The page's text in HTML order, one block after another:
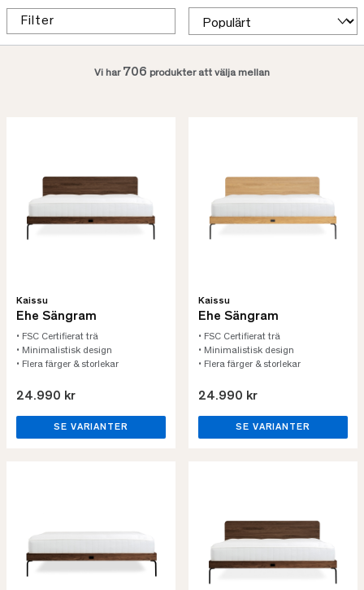
Filter
Vi har 706 produkter att välja mellan
Kaissu
Ehe Sängram
• FSC Certifierat trä
• Minimalistisk design
• Flera färger & storlekar
24.990 kr
SE VARIANTER
Kaissu
Ehe Sängram
• FSC Certifierat trä
• Minimalistisk design
• Flera färger & storlekar
24.990 kr
SE VARIANTER